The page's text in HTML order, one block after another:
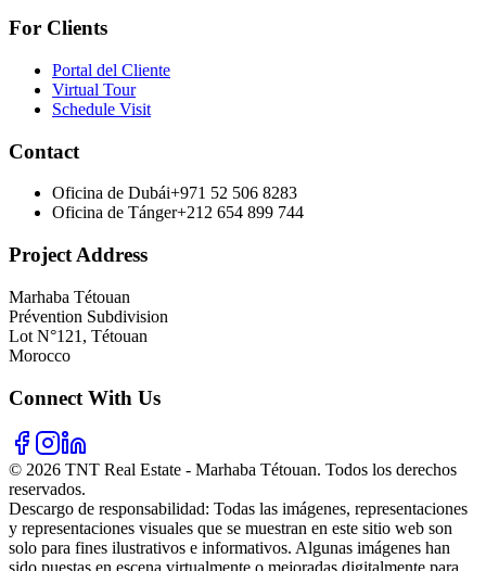
For Clients
Portal del Cliente
Virtual Tour
Schedule Visit
Contact
Oficina de Dubái+971 52 506 8283
Oficina de Tánger+212 654 899 744
Project Address
Marhaba Tétouan
Prévention Subdivision
Lot N°121, Tétouan
Morocco
Connect With Us
© 2026 TNT Real Estate - Marhaba Tétouan. Todos los derechos
reservados.
Descargo de responsabilidad: Todas las imágenes, representaciones
y representaciones visuales que se muestran en este sitio web son
solo para fines ilustrativos e informativos. Algunas imágenes han